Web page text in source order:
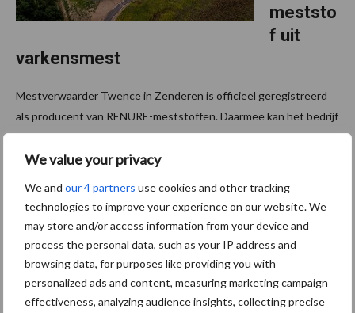
We value your privacy
We and our 4 partners use cookies and other tracking
technologies to improve your experience on our website. We
may store and/or access information from your device and
process the personal data, such as your IP address and
browsing data, for purposes like providing you with
personalized ads and content, measuring marketing campaign
effectiveness, analyzing audience insights, collecting precise
meststo
f uit
varkensmest
Mestverwaarder Twence in Zenderen is officieel geregistreerd
als producent van RENURE-meststoffen. Daarmee kan het bedrijf
teruggewonnen stikstof uit varkensmest leveren als alternatief
voor kunstmest. De Europese erkenning van ...
“Focus
niet op
de
langste,
maar op
23 juli 2026